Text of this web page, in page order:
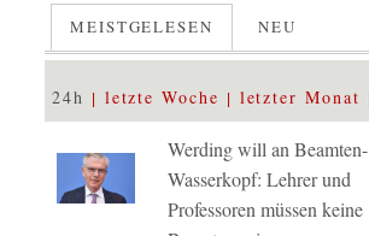
MEISTGELESEN NEU
24h letzte Woche letzter Monat
Werding will an Beamten-
Wasserkopf: Lehrer und
Professoren müssen keine